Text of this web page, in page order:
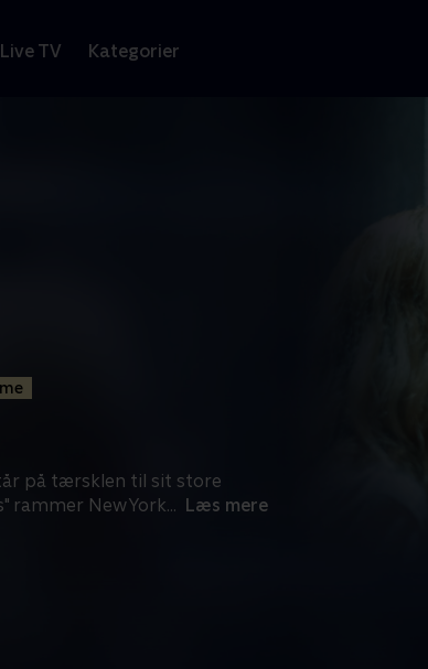
Live TV Kategorier
på tærsklen til sit store
rammer New York... Læs mere